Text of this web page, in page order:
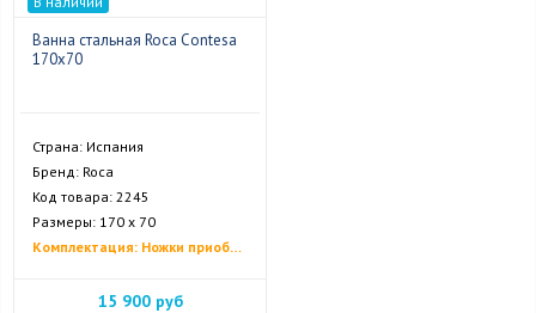
Ванна стальная Roca Contesa
170х70
Страна: Испания
Бренд: Roca
Код товара: 2245
Размеры: 170 х 70
Комплектация: Ножки приобретаются отдельно
15 900 руб